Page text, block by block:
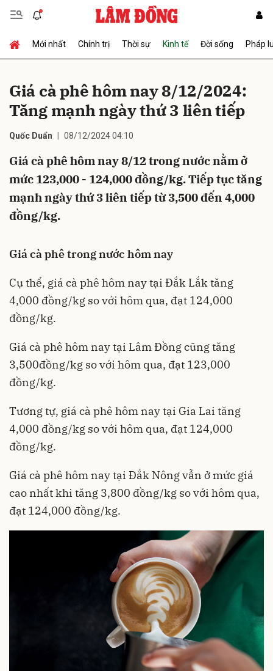
Mới nhất Chính trị Thời sự Kinh tế Đời sống Pháp
Giá cà phê hôm nay 8/12/2024:
Tăng mạnh ngày thứ 3 liên tiếp
Quốc Duẩn 08/12/2024 04:10
Giá cà phê hôm nay 8/12 trong nước nằm ở
mức 123,000 - 124,000 đồng/kg. Tiếp tục tăng
mạnh ngày thứ 3 liên tiếp từ 3,500 đến 4,000
đồng/kg.
Giá cà phê trong nước hôm nay
Cụ thể, giá cà phê hôm nay tại Đắk Lắk tăng
4,000 đồng/kg so với hôm qua, đạt 124,000
đồng/kg.
Giá cà phê hôm nay tại Lâm Đồng cũng tăng
3,500đồng/kg so với hôm qua, đạt 123,000
đồng/kg.
Tương tự, giá cà phê hôm nay tại Gia Lai tăng
4,000 đồng/kg so với hôm qua, đạt 124,000
đồng/kg.
Giá cà phê hôm nay tại Đắk Nông vẫn ở mức giá
cao nhất khi tăng 3,800 đồng/kg so với hôm qua,
đạt 124,000 đồng/kg.
Gửi bình luận
Hủy Gửi